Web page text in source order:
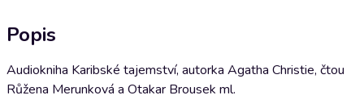
Popis
Audiokniha Karibské tajemství, autorka Agatha Christie, čtou
Růžena Merunková a Otakar Brousek ml.